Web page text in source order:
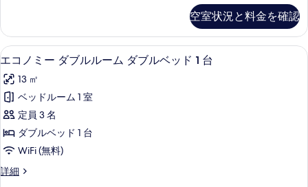
す
べ
て
の
写
真
を
表
示
の
詳
細
ー
ム
浴
槽
シ
テ
ィ
ビ
ュ
ス
ト
リ
ル
ル
ー
ム
浴
槽
シ
テ
空室状況と料金を確認
エ
コ
ノ
ミ
ー
ダ
ル
エコノミー ダブルルーム ダブルベ
9
エコノミー ダブルルーム ダブルベッド 1 台
13 ㎡
ベッドルーム 1 室
定員 3 名
ダブルベッド 1 台
WiFi (無料)
詳細
エ